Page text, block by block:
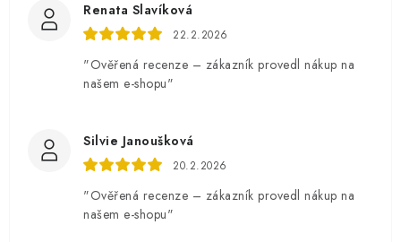
Renata Slavíková
22.2.2026
"Ověřená recenze – zákazník provedl nákup na
našem e-shopu"
Silvie Janoušková
20.2.2026
"Ověřená recenze – zákazník provedl nákup na
našem e-shopu"